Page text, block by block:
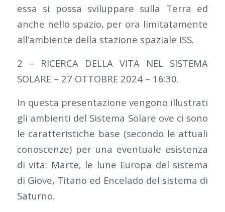
essa si possa sviluppare sulla Terra ed
anche nello spazio, per ora limitatamente
all’ambiente della stazione spaziale ISS.
2 – RICERCA DELLA VITA NEL SISTEMA
SOLARE – 27 OTTOBRE 2024 – 16:30.
In questa presentazione vengono illustrati
gli ambienti del Sistema Solare ove ci sono
le caratteristiche base (secondo le attuali
conoscenze) per una eventuale esistenza
di vita: Marte, le lune Europa del sistema
di Giove, Titano ed Encelado del sistema di
Saturno.